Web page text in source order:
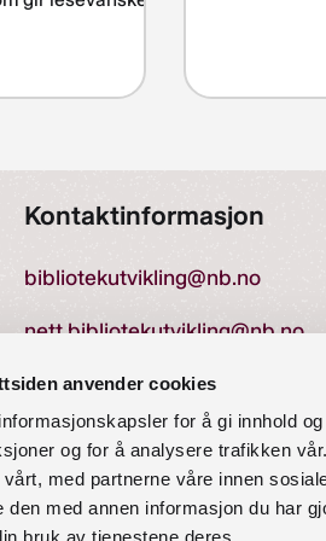
anvender cookies
for å gi innhold
og for å analysere trafikken
vårt, med partnerne våre innen
den med annen informasjon du har
Kontaktinformasjon
bibliotekutvikling@nb.no
nett.bibliotekutvikling@nb.no
Telefon:23 27 60 00